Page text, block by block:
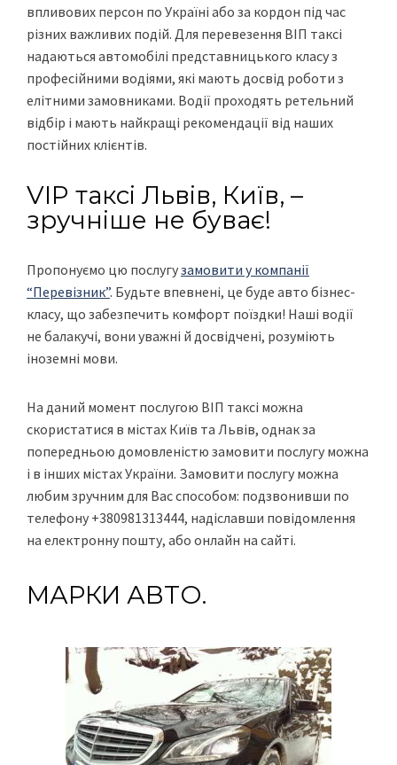
впливових персон по Україні або за кордон під час
різних важливих подій. Для перевезення ВІП таксі
надаються автомобілі представницького класу з
професійними водіями, які мають досвід роботи з
елітними замовниками. Водії проходять ретельний
відбір і мають найкращі рекомендації від наших
постійних клієнтів.
VIP таксі Львів, Київ, –
зручніше не буває!
Пропонуємо цю послугузамовити у компанії
“Перевізник”. Будьте впевнені, це буде авто бізнес-
класу, що забезпечить комфорт поїздки! Наші водії
не балакучі, вони уважні й досвідчені, розуміють
іноземні мови.
На даний момент послугою ВІП таксі можна
скористатися в містах Київ та Львів, однак за
попередньою домовленістю замовити послугу можна
і в інших містах України. Замовити послугу можна
любим зручним для Вас способом: подзвонивши по
телефону +380981313444, надіславши повідомлення
на електронну пошту, або онлайн на сайті.
МАРКИ АВТО.